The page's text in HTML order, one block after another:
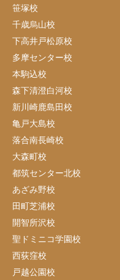
笹塚校
千歳烏山校
下高井戸松原校
多摩センター校
本駒込校
森下清澄白河校
新川崎鹿島田校
亀戸大島校
落合南長崎校
大森町校
都筑センター北校
あざみ野校
田町芝浦校
開智所沢校
聖ドミニコ学園校
西荻窪校
戸越公園校